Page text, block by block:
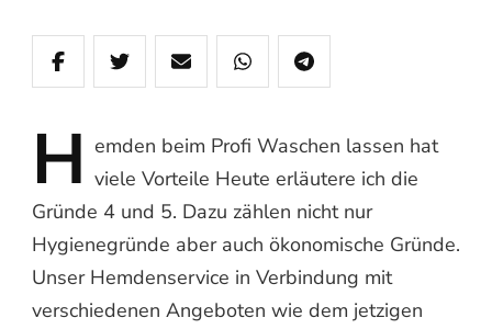
H emden beim Profi Waschen lassen hat
viele Vorteile Heute erläutere ich die
Gründe 4 und 5. Dazu zählen nicht nur
Hygienegründe aber auch ökonomische Gründe.
Unser Hemdenservice in Verbindung mit
verschiedenen Angeboten wie dem jetzigen